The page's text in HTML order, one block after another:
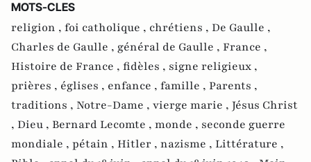
MOTS-CLES
religion , foi catholique , chrétiens , De Gaulle ,
Charles de Gaulle , général de Gaulle , France ,
Histoire de France , fidèles , signe religieux ,
prières , églises , enfance , famille , Parents ,
traditions , Notre-Dame , vierge marie , Jésus Christ
, Dieu , Bernard Lecomte , monde , seconde guerre
mondiale , pétain , Hitler , nazisme , Littérature ,